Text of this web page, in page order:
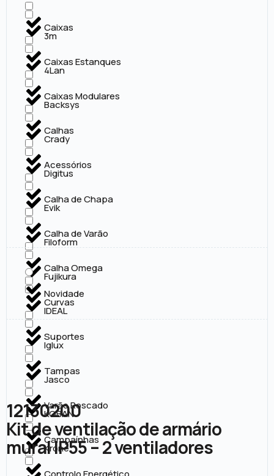
Caixas
Caixas Estanques
Caixas Modulares
Calhas
Acessórios
Calha de Chapa
Calha de Varão
Calha Omega
Curvas
Suportes
Tampas
Varão Roscado
Campaínhas
3m
4Lan
Backsys
Crady
Digitus
Evik
Filoform
Fujikura
IDEAL
Iglux
Jasco
KOBAN
Krone
Novidade
12130200
Kit de ventilação de armário
mural IP55 – 2 ventiladores